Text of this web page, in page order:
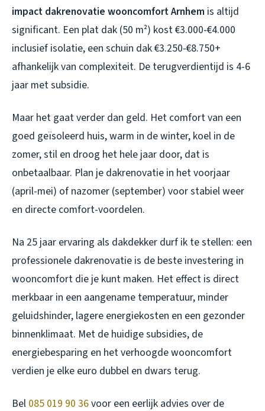
impact dakrenovatie wooncomfort Arnhem is altijd
significant. Een plat dak (50 m²) kost €3.000-€4.000
inclusief isolatie, een schuin dak €3.250-€8.750+
afhankelijk van complexiteit. De terugverdientijd is 4-6
jaar met subsidie.
Maar het gaat verder dan geld. Het comfort van een
goed geïsoleerd huis, warm in de winter, koel in de
zomer, stil en droog het hele jaar door, dat is
onbetaalbaar. Plan je dakrenovatie in het voorjaar
(april-mei) of nazomer (september) voor stabiel weer
en directe comfort-voordelen.
Na 25 jaar ervaring als dakdekker durf ik te stellen: een
professionele dakrenovatie is de beste investering in
wooncomfort die je kunt maken. Het effect is direct
merkbaar in een aangename temperatuur, minder
geluidshinder, lagere energiekosten en een gezonder
binnenklimaat. Met de huidige subsidies, de
energiebesparing en het verhoogde wooncomfort
verdien je elke euro dubbel en dwars terug.
Bel 085 019 90 36voor een eerlijk advies over de